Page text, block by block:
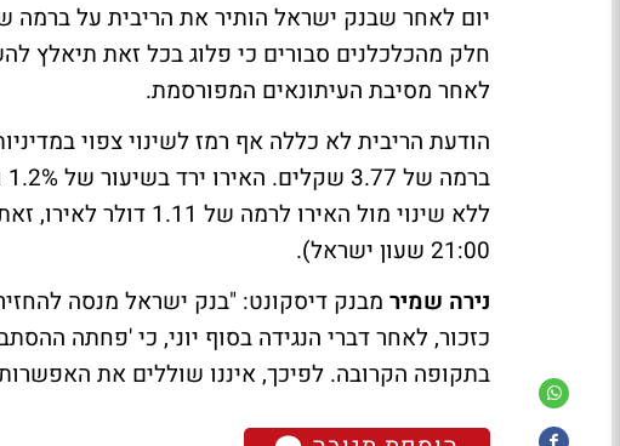
חלק מהכלכלנים סבורים כי פלוג בכל זאת תיאלץ
לאחר מסיבת העיתונאים המפורסמת.
ללא שינוי מול האירו
21:00 שעון ישראל).
נירה שמיר מבנק דיסקונט: "בנק ישראל מנסה
כזכור, לאחר דברי הנגידה בסוף יוני, כי 'פחתה
בתקופה הקרובה. לפיכך, איננו שוללים את